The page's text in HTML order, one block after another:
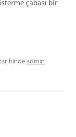
çabası bir
admin